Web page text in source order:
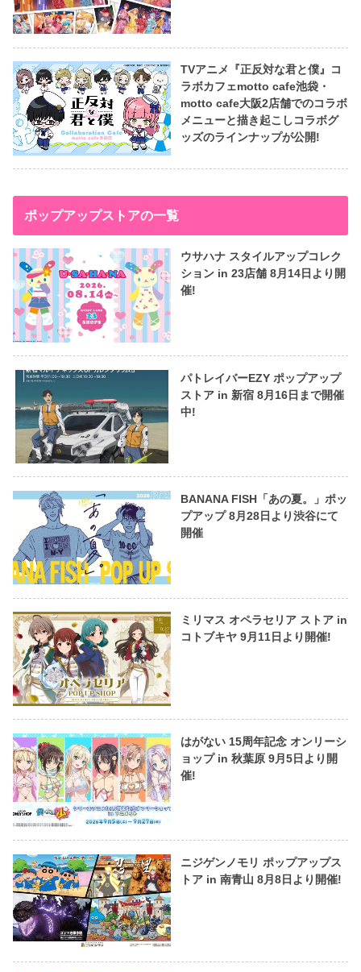
TVアニメ『正反対な君と僕』コ
ラボカフェmotto cafe池袋・
motto cafe大阪2店舗でのコラボ
メニューと描き起こしコラボグ
ッズのラインナップが公開!
ポップアップストアの一覧
ウサハナ スタイルアップコレク
ション in 23店舗 8月14日より開
催!
パトレイバーEZY ポップアップ
ストア in 新宿 8月16日まで開催
中!
BANANA FISH「あの夏。」ポッ
プアップ 8月28日より渋谷にて
開催
ミリマス オペラセリア ストア in
コトブキヤ 9月11日より開催!
はがない 15周年記念 オンリーシ
ョップ in 秋葉原 9月5日より開
催!
ニジゲンノモリ ポップアップス
トア in 南青山 8月8日より開催!